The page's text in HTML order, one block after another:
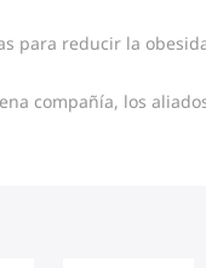
para reducir la
compañía, los